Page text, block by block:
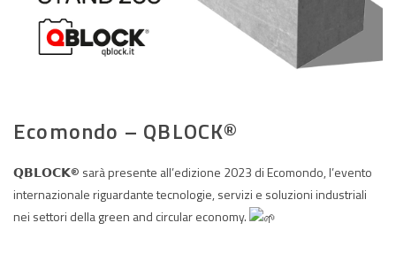
Ecomondo – QBLOCK®
𝗤𝗕𝗟𝗢𝗖𝗞® sarà presente all’edizione 2023 di Ecomondo, l’evento
internazionale riguardante tecnologie, servizi e soluzioni industriali
nei settori della green and circular economy.